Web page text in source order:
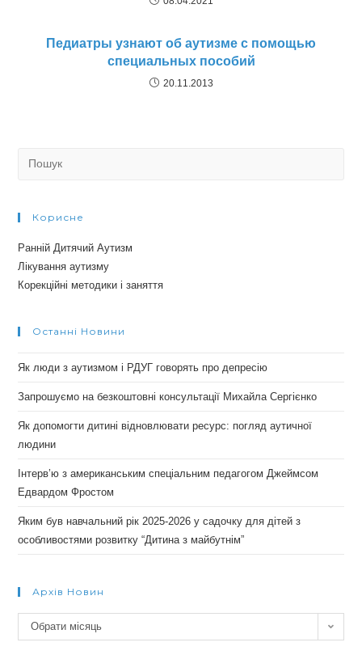
Педиатры узнают об аутизме с помощью
специальных пособий
20.11.2013
Корисне
Ранній Дитячий Аутизм
Лікування аутизму
Корекційні методики і заняття
Останні Новини
Як люди з аутизмом і РДУГ говорять про депресію
Запрошуємо на безкоштовні консультації Михайла Сергієнко
Як допомогти дитині відновлювати ресурс: погляд аутичної
людини
Інтерв’ю з американським спеціальним педагогом Джеймсом
Едвардом Фростом
Яким був навчальний рік 2025-2026 у садочку для дітей з
особливостями розвитку “Дитина з майбутнім”
Архів Новин
Архів
новин
Обрати місяць